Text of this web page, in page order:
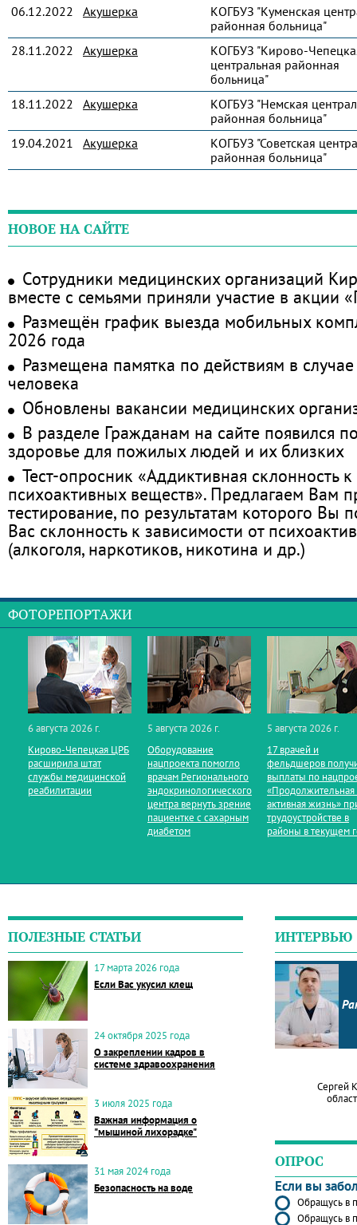
06.12.2022
Акушерка
КОГБУЗ "Куменская
районная больница"
28.11.2022
Акушерка
КОГБУЗ "Кирово-
центральная районная
больница"
18.11.2022
Акушерка
КОГБУЗ "Немская
районная больница"
19.04.2021
Акушерка
КОГБУЗ "Советская
районная больница"
НОВОЕ НА САЙТЕ
Сотрудники медицинских организаций
вместе с семьями приняли участие в акции
Размещён график выезда мобильных
2026 года
Размещена памятка по действиям в
человека
Обновлены вакансии медицинских
В разделе Гражданам на сайте появился
здоровье для пожилых людей и их близких
Тест-опросник «Аддиктивная склонность
психоактивных веществ». Предлагаем Вам
тестирование, по результатам которого Вы
Вас склонность к зависимости от
(алкоголя, наркотиков, никотина и др.)
ФОТОРЕПОРТАЖИ
6 августа 2026 г.
Кирово‑Чепецкая ЦРБ
расширила штат
службы медицинской
реабилитации
5 августа 2026 г.
Оборудование
нацпроекта помогло
врачам Регионального
эндокринологического
центра вернуть зрение
пациентке с сахарным
диабетом
5 августа 2026 г.
17 врачей и
фельдшеров
выплаты по
«Продолжительная
активная жизнь»
трудоустройстве в
районы в текущем
ПОЛЕЗНЫЕ СТАТЬИ
17 марта 2026 года
Если Вас укусил клещ
24 октября 2025 года
О закреплении кадров в
системе здравоохранения
3 июля 2025 года
Важная информация о
"мышиной лихорадке"
31 мая 2024 года
Безопасность на воде
ИНТЕРВЬЮ
Сергей
ОПРОС
Если вы
Обращусь в
Обращусь в